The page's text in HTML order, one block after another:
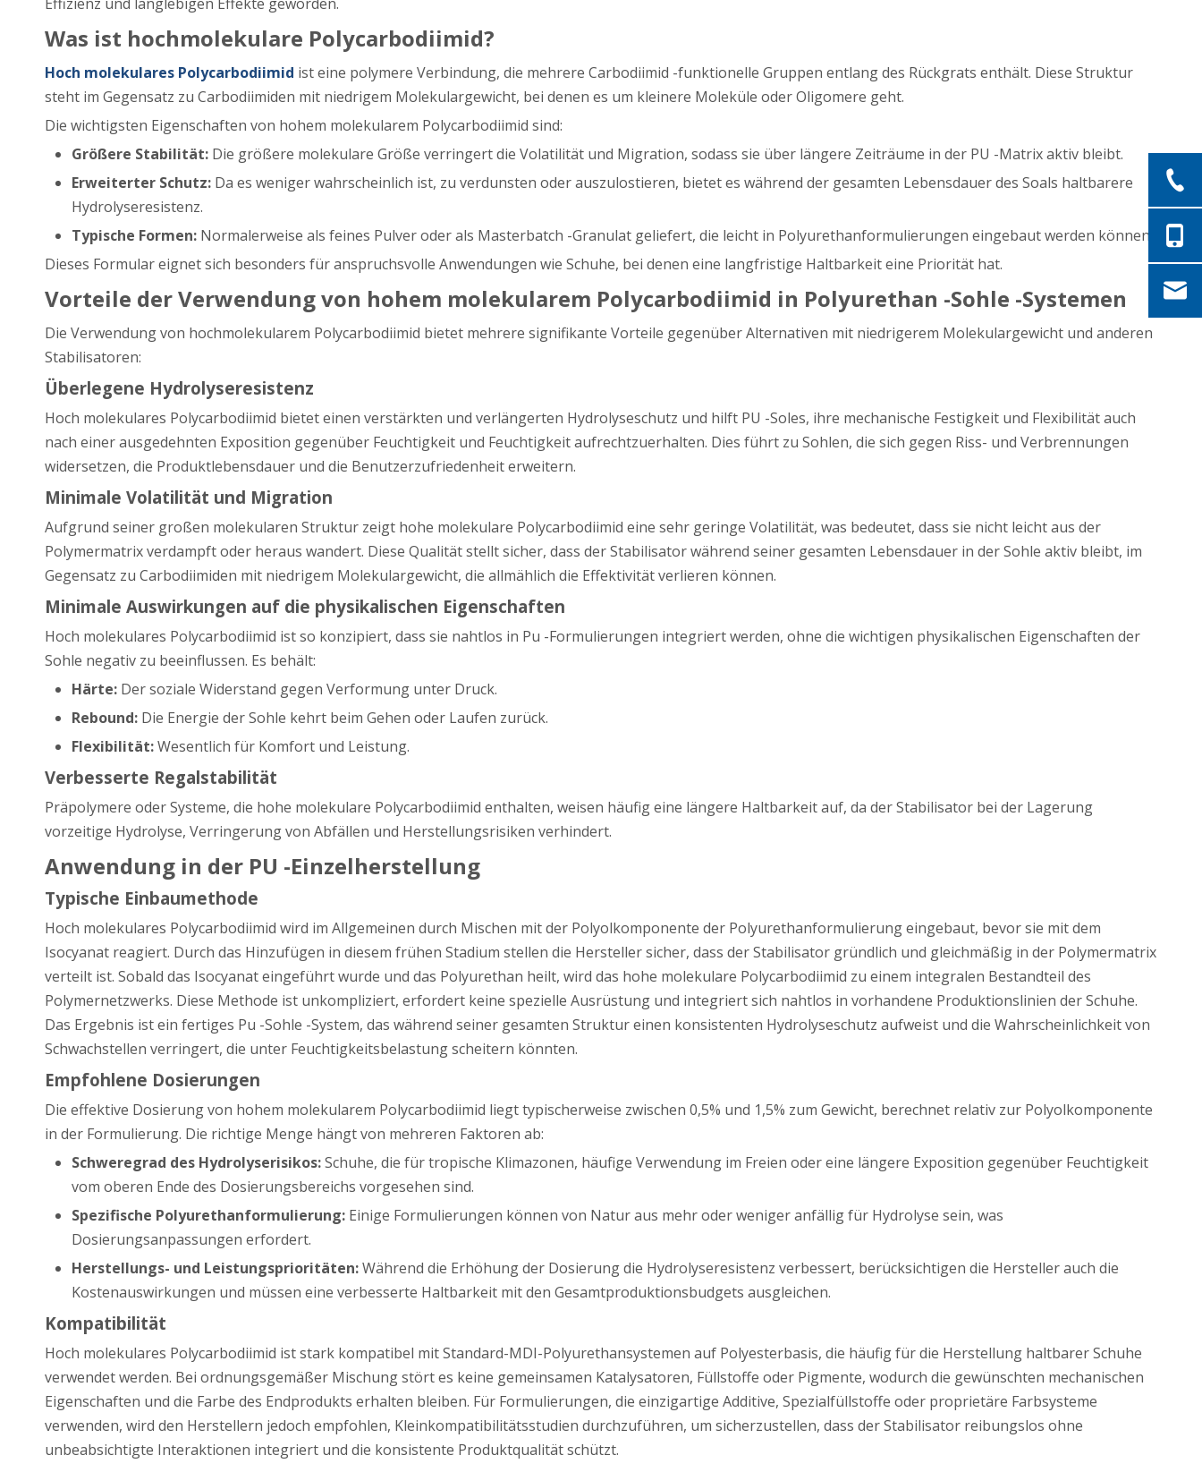
Was ist hochmolekulare Polycarbodiimid?
Hoch molekulares Polycarbodiimid ist eine polymere Verbindung, die mehrere Carbodiimid -funktionelle Gruppen entlang des Rückgrats enthält. Diese Struktur
steht im Gegensatz zu Carbodiimiden mit niedrigem Molekulargewicht, bei denen es um kleinere Moleküle oder Oligomere geht.
Die wichtigsten Eigenschaften von hohem molekularem Polycarbodiimid sind:
Größere Stabilität: Die größere molekulare Größe verringert die Volatilität und Migration, sodass sie über längere Zeiträume in der PU -Matrix aktiv bleibt.
Erweiterter Schutz: Da es weniger wahrscheinlich ist, zu verdunsten oder auszulostieren, bietet es während der gesamten Lebensdauer des Soals haltbarere
Hydrolyseresistenz.
Typische Formen: Normalerweise als feines Pulver oder als Masterbatch -Granulat geliefert, die leicht in Polyurethanformulierungen eingebaut werden können.
Dieses Formular eignet sich besonders für anspruchsvolle Anwendungen wie Schuhe, bei denen eine langfristige Haltbarkeit eine Priorität hat.
Vorteile der Verwendung von hohem molekularem Polycarbodiimid in Polyurethan -Sohle -Systemen
Die Verwendung von hochmolekularem Polycarbodiimid bietet mehrere signifikante Vorteile gegenüber Alternativen mit niedrigerem Molekulargewicht und anderen
Stabilisatoren:
Überlegene Hydrolyseresistenz
Hoch molekulares Polycarbodiimid bietet einen verstärkten und verlängerten Hydrolyseschutz und hilft PU -Soles, ihre mechanische Festigkeit und Flexibilität auch
nach einer ausgedehnten Exposition gegenüber Feuchtigkeit und Feuchtigkeit aufrechtzuerhalten. Dies führt zu Sohlen, die sich gegen Riss- und Verbrennungen
widersetzen, die Produktlebensdauer und die Benutzerzufriedenheit erweitern.
Minimale Volatilität und Migration
Aufgrund seiner großen molekularen Struktur zeigt hohe molekulare Polycarbodiimid eine sehr geringe Volatilität, was bedeutet, dass sie nicht leicht aus der
Polymermatrix verdampft oder heraus wandert. Diese Qualität stellt sicher, dass der Stabilisator während seiner gesamten Lebensdauer in der Sohle aktiv bleibt, im
Gegensatz zu Carbodiimiden mit niedrigem Molekulargewicht, die allmählich die Effektivität verlieren können.
Minimale Auswirkungen auf die physikalischen Eigenschaften
Hoch molekulares Polycarbodiimid ist so konzipiert, dass sie nahtlos in Pu -Formulierungen integriert werden, ohne die wichtigen physikalischen Eigenschaften der
Sohle negativ zu beeinflussen. Es behält:
Härte: Der soziale Widerstand gegen Verformung unter Druck.
Rebound: Die Energie der Sohle kehrt beim Gehen oder Laufen zurück.
Flexibilität:Wesentlich für Komfort und Leistung.
Verbesserte Regalstabilität
Präpolymere oder Systeme, die hohe molekulare Polycarbodiimid enthalten, weisen häufig eine längere Haltbarkeit auf, da der Stabilisator bei der Lagerung
vorzeitige Hydrolyse, Verringerung von Abfällen und Herstellungsrisiken verhindert.
Anwendung in der PU -Einzelherstellung
Typische Einbaumethode
Hoch molekulares Polycarbodiimid wird im Allgemeinen durch Mischen mit der Polyolkomponente der Polyurethanformulierung eingebaut, bevor sie mit dem
Isocyanat reagiert. Durch das Hinzufügen in diesem frühen Stadium stellen die Hersteller sicher, dass der Stabilisator gründlich und gleichmäßig in der Polymermatrix
verteilt ist. Sobald das Isocyanat eingeführt wurde und das Polyurethan heilt, wird das hohe molekulare Polycarbodiimid zu einem integralen Bestandteil des
Polymernetzwerks. Diese Methode ist unkompliziert, erfordert keine spezielle Ausrüstung und integriert sich nahtlos in vorhandene Produktionslinien der Schuhe.
Das Ergebnis ist ein fertiges Pu -Sohle -System, das während seiner gesamten Struktur einen konsistenten Hydrolyseschutz aufweist und die Wahrscheinlichkeit von
Schwachstellen verringert, die unter Feuchtigkeitsbelastung scheitern könnten.
Empfohlene Dosierungen
Die effektive Dosierung von hohem molekularem Polycarbodiimid liegt typischerweise zwischen 0,5% und 1,5% zum Gewicht, berechnet relativ zur Polyolkomponente
in der Formulierung. Die richtige Menge hängt von mehreren Faktoren ab:
Schweregrad des Hydrolyserisikos:Schuhe, die für tropische Klimazonen, häufige Verwendung im Freien oder eine längere Exposition gegenüber Feuchtigkeit
vom oberen Ende des Dosierungsbereichs vorgesehen sind.
Spezifische Polyurethanformulierung: Einige Formulierungen können von Natur aus mehr oder weniger anfällig für Hydrolyse sein, was
Dosierungsanpassungen erfordert.
Herstellungs- und Leistungsprioritäten:Während die Erhöhung der Dosierung die Hydrolyseresistenz verbessert, berücksichtigen die Hersteller auch die
Kostenauswirkungen und müssen eine verbesserte Haltbarkeit mit den Gesamtproduktionsbudgets ausgleichen.
Kompatibilität
Hoch molekulares Polycarbodiimid ist stark kompatibel mit Standard-MDI-Polyurethansystemen auf Polyesterbasis, die häufig für die Herstellung haltbarer Schuhe
verwendet werden. Bei ordnungsgemäßer Mischung stört es keine gemeinsamen Katalysatoren, Füllstoffe oder Pigmente, wodurch die gewünschten mechanischen
Eigenschaften und die Farbe des Endprodukts erhalten bleiben. Für Formulierungen, die einzigartige Additive, Spezialfüllstoffe oder proprietäre Farbsysteme
verwenden, wird den Herstellern jedoch empfohlen, Kleinkompatibilitätsstudien durchzuführen, um sicherzustellen, dass der Stabilisator reibungslos ohne
unbeabsichtigte Interaktionen integriert und die konsistente Produktqualität schützt.